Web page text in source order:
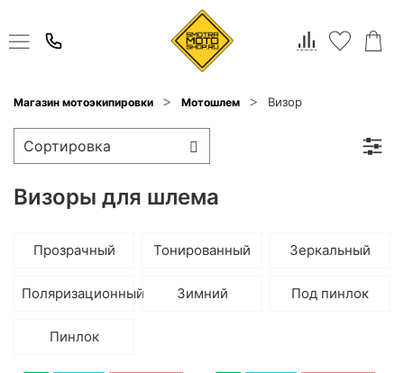
Магазин мотоэкипировки Мотошлем Визор
Визоры для шлема
Прозрачный Тонированный Зеркальный
Поляризационный Зимний Под пинлок
Пинлок